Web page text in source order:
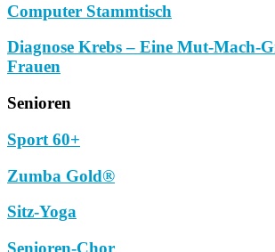
Computer Stammtisch
Diagnose Krebs – Eine Mut-Mach-
Frauen
Senioren
Sport 60+
Zumba Gold®
Sitz-Yoga
Senioren-Chor